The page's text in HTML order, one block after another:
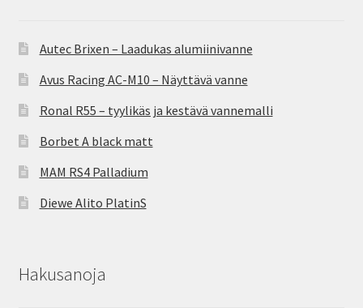
Autec Brixen – Laadukas alumiinivanne
Avus Racing AC-M10 – Näyttävä vanne
Ronal R55 – tyylikäs ja kestävä vannemalli
Borbet A black matt
MAM RS4 Palladium
Diewe Alito PlatinS
Hakusanoja